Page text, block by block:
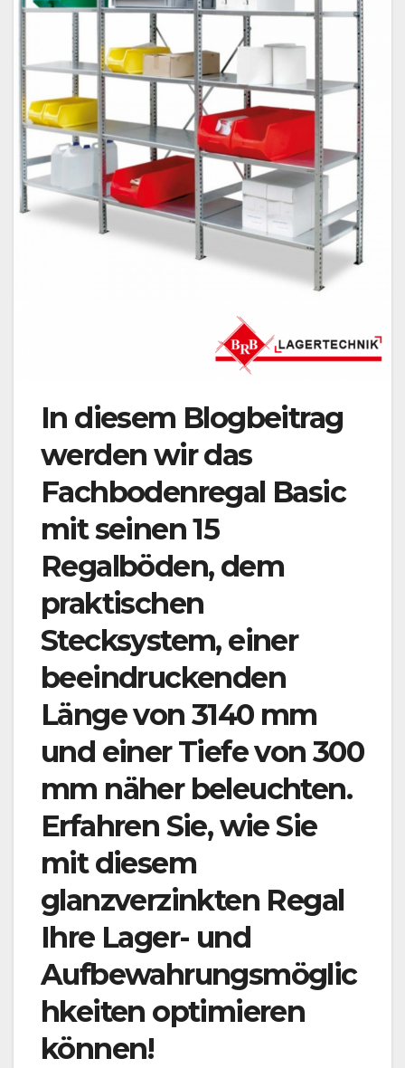
In diesem Blogbeitrag
werden wir das
Fachbodenregal Basic
mit seinen 15
Regalböden, dem
praktischen
Stecksystem, einer
beeindruckenden
Länge von 3140 mm
und einer Tiefe von 300
mm näher beleuchten.
Erfahren Sie, wie Sie
mit diesem
glanzverzinkten Regal
Ihre Lager- und
Aufbewahrungsmöglic
hkeiten optimieren
können!